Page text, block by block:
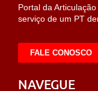
Portal da
serviço de um PT
FALE CONOSCO
NAVEGUE